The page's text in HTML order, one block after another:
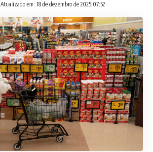
Atualizado em: 18 de dezembro de 2025 07:52